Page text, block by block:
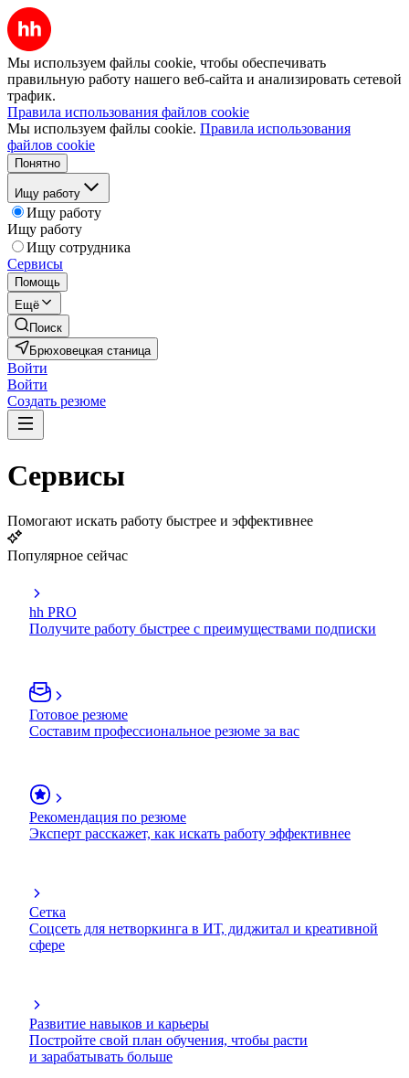
Мы используем файлы cookie, чтобы обеспечивать
правильную работу нашего веб-сайта и анализировать сетевой
трафик.
Правила использования файлов cookie
Мы используем файлы cookie. Правила использования
файлов cookie
Понятно
Ищу работу
Ищу работу
Ищу работу
Ищу сотрудника
Сервисы
Помощь
Ещё
Поиск
Брюховецкая станица
Войти
Войти
Создать резюме
Сервисы
Помогают искать работу быстрее и эффективнее
Популярное сейчас
hh PRO
Получите работу быстрее с преимуществами подписки
Готовое резюме
Составим профессиональное резюме за вас
Рекомендация по резюме
Эксперт расскажет, как искать работу эффективнее
Сетка
Соцсеть для нетворкинга в ИТ, диджитал и креативной
сфере
Развитие навыков и карьеры
Постройте свой план обучения, чтобы расти
и зарабатывать больше